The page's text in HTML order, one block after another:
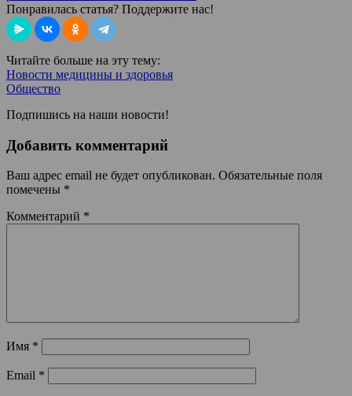
Понравилась статья? Поддержите нас!
Читайте больше на эту тему:
Новости медицины и здоровья
Общество
Подпишись на наши новости!
Добавить комментарий
Ваш адрес email не будет опубликован. Обязательные поля
помечены *
Комментарий *
Имя *
Email *